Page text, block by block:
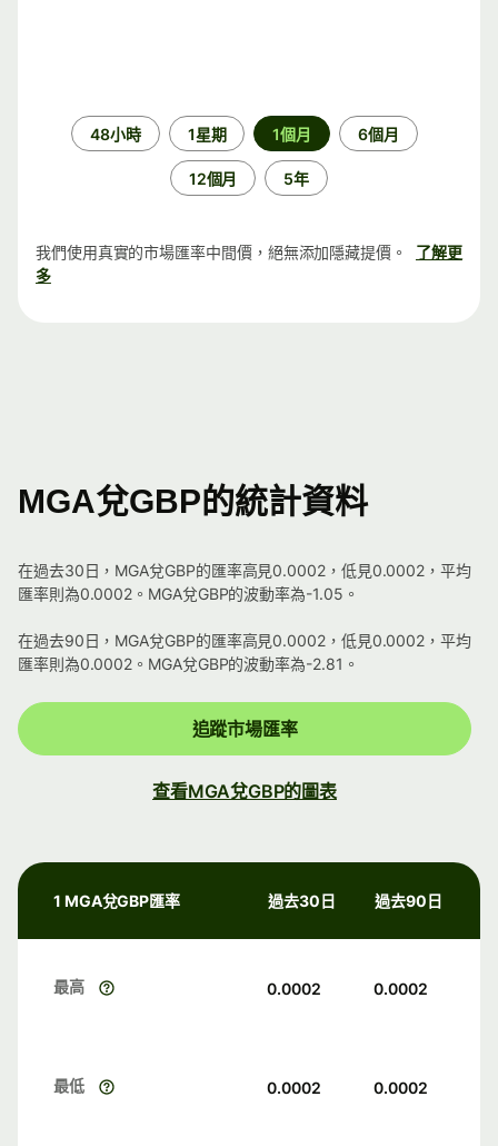
48小時 1星期 1個月 6個月
12個月 5年
我們使用真實的市場匯率中間價，絕無添加隱藏提價。
了解更
多
MGA兌GBP的統計資料
在過去30日，MGA兌GBP的匯率高見0.0002，低見0.0002，平均
匯率則為0.0002。MGA兌GBP的波動率為-1.05。
在過去90日，MGA兌GBP的匯率高見0.0002，低見0.0002，平均
匯率則為0.0002。MGA兌GBP的波動率為-2.81。
追蹤市場匯率
查看MGA兌GBP的圖表
1 MGA兌GBP匯率 過去30日 過去90日
最高 0.0002 0.0002
最低 0.0002 0.0002